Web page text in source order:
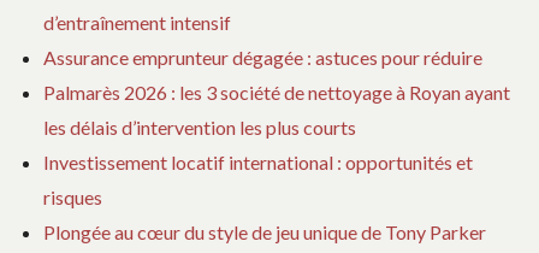
d’entraînement intensif
Assurance emprunteur dégagée : astuces pour réduire
Palmarès 2026 : les 3 société de nettoyage à Royan ayant
les délais d’intervention les plus courts
Investissement locatif international : opportunités et
risques
Plongée au cœur du style de jeu unique de Tony Parker